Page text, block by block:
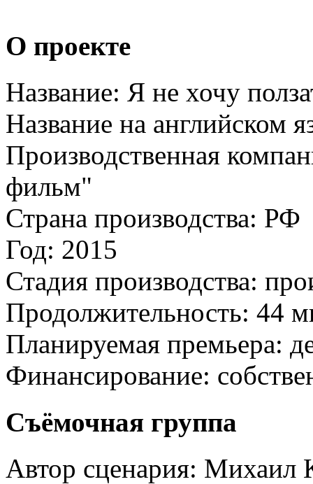
О проекте
Название: Я не хочу
Название на английском
Производственная
фильм"
Страна производства: РФ
Год: 2015
Стадия производства:
Продолжительность: 44
Планируемая премьера:
Финансирование:
Съёмочная группа
Автор сценария: Михаил